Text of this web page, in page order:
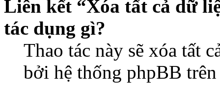
Liên kết “Xóa tất cả dữ
tác dụng gì?
Thao tác này sẽ xóa tất
bởi hệ thống phpBB